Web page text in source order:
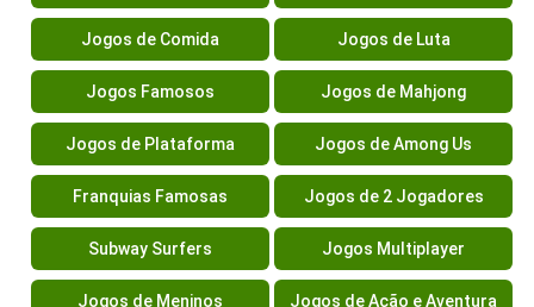
Jogos de Comida Jogos de Luta
Jogos Famosos Jogos de Mahjong
Jogos de Plataforma Jogos de Among Us
Franquias Famosas Jogos de 2 Jogadores
Subway Surfers Jogos Multiplayer
Jogos de Meninos Jogos de Ação e Aventura